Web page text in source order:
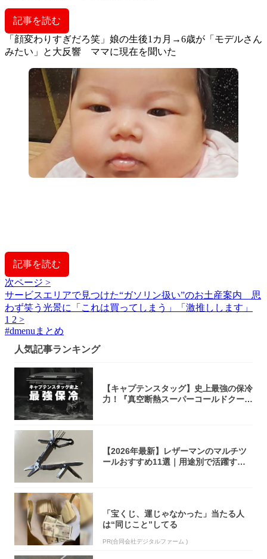
記事を読む
「顔変わりすぎだろ笑」娘の生後1カ月→6歳が「モデルさん
みたい」と大反響 ママに現在を聞いた
記事を読む
次ページ >
サービスエリアで見つけた“ガソリン扱い”のお土産案内 思
わず笑う光景に「これは買ってしまう」「激推しします」
1 2 >
#dmenuまとめ
人気記事ランキング
【キャプテンスタッグ】史上最強の保冷
力！『真空断熱スーパーコールドクーラ
【2026年最新】レザーマンのマルチツ
ールおすすめ11選｜用途別で活躍する
「宝くじ、運じゃなかった」当たる人
は“同じこと”してる
PR(合同会社デジタルファーム )